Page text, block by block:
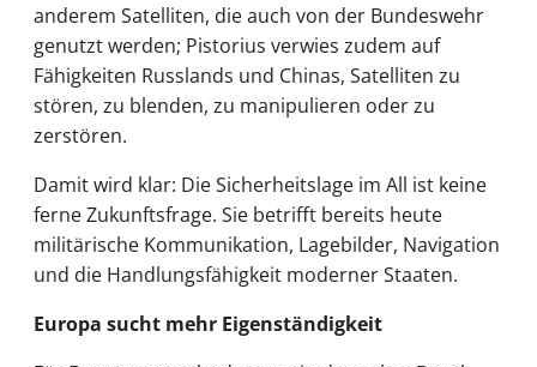
anderem Satelliten, die auch von der Bundeswehr
genutzt werden; Pistorius verwies zudem auf
Fähigkeiten Russlands und Chinas, Satelliten zu
stören, zu blenden, zu manipulieren oder zu
zerstören.
Damit wird klar: Die Sicherheitslage im All ist keine
ferne Zukunftsfrage. Sie betrifft bereits heute
militärische Kommunikation, Lagebilder, Navigation
und die Handlungsfähigkeit moderner Staaten.
Europa sucht mehr Eigenständigkeit